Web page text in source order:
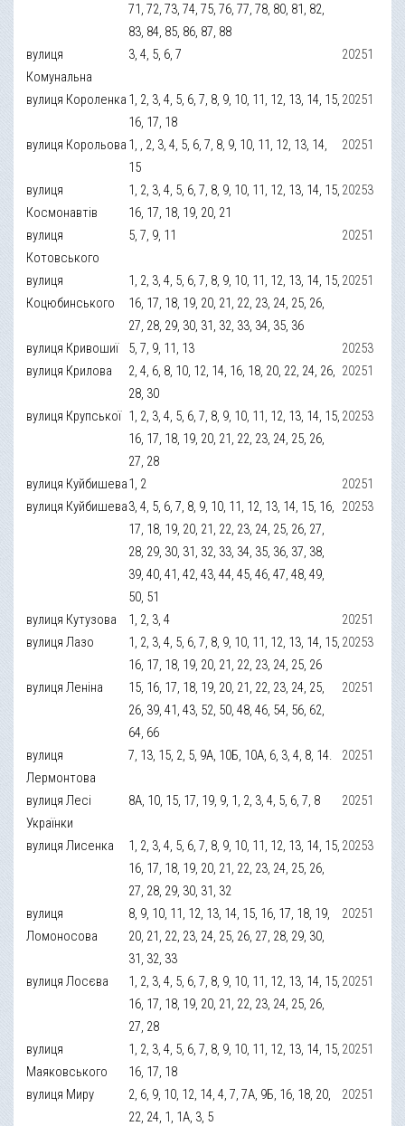
71, 72, 73, 74, 75, 76, 77, 78, 80, 81, 82,
83, 84, 85, 86, 87, 88
вулиця
Комунальна
3, 4, 5, 6, 7 20251
вулиця Короленка 1, 2, 3, 4, 5, 6, 7, 8, 9, 10, 11, 12, 13, 14, 15,
16, 17, 18
20251
вулиця Корольова 1, , 2, 3, 4, 5, 6, 7, 8, 9, 10, 11, 12, 13, 14,
15
20251
вулиця
Космонавтів
1, 2, 3, 4, 5, 6, 7, 8, 9, 10, 11, 12, 13, 14, 15,
16, 17, 18, 19, 20, 21
20253
вулиця
Котовського
5, 7, 9, 11 20251
вулиця
Коцюбинського
1, 2, 3, 4, 5, 6, 7, 8, 9, 10, 11, 12, 13, 14, 15,
16, 17, 18, 19, 20, 21, 22, 23, 24, 25, 26,
27, 28, 29, 30, 31, 32, 33, 34, 35, 36
20251
вулиця Кривошиї 5, 7, 9, 11, 13
20253
вулиця Крилова
2, 4, 6, 8, 10, 12, 14, 16, 18, 20, 22, 24, 26,
28, 30
20251
вулиця Крупської 1, 2, 3, 4, 5, 6, 7, 8, 9, 10, 11, 12, 13, 14, 15,
16, 17, 18, 19, 20, 21, 22, 23, 24, 25, 26,
27, 28
20253
вулиця Куйбишева1, 2
20251
вулиця Куйбишева3, 4, 5, 6, 7, 8, 9, 10, 11, 12, 13, 14, 15, 16,
17, 18, 19, 20, 21, 22, 23, 24, 25, 26, 27,
28, 29, 30, 31, 32, 33, 34, 35, 36, 37, 38,
39, 40, 41, 42, 43, 44, 45, 46, 47, 48, 49,
50, 51
20253
вулиця Кутузова 1, 2, 3, 4
20251
вулиця Лазо
1, 2, 3, 4, 5, 6, 7, 8, 9, 10, 11, 12, 13, 14, 15,
16, 17, 18, 19, 20, 21, 22, 23, 24, 25, 26
20253
вулиця Леніна
15, 16, 17, 18, 19, 20, 21, 22, 23, 24, 25,
26, 39, 41, 43, 52, 50, 48, 46, 54, 56, 62,
64, 66
20251
вулиця
Лермонтова
7, 13, 15, 2, 5, 9А, 10Б, 10А, 6, 3, 4, 8, 14. 20251
вулиця Лесі
Українки
8А, 10, 15, 17, 19, 9, 1, 2, 3, 4, 5, 6, 7, 8 20251
вулиця Лисенка
1, 2, 3, 4, 5, 6, 7, 8, 9, 10, 11, 12, 13, 14, 15,
16, 17, 18, 19, 20, 21, 22, 23, 24, 25, 26,
27, 28, 29, 30, 31, 32
20253
вулиця
Ломоносова
8, 9, 10, 11, 12, 13, 14, 15, 16, 17, 18, 19,
20, 21, 22, 23, 24, 25, 26, 27, 28, 29, 30,
31, 32, 33
20251
вулиця Лосєва
1, 2, 3, 4, 5, 6, 7, 8, 9, 10, 11, 12, 13, 14, 15,
16, 17, 18, 19, 20, 21, 22, 23, 24, 25, 26,
27, 28
20251
вулиця
Маяковського
1, 2, 3, 4, 5, 6, 7, 8, 9, 10, 11, 12, 13, 14, 15,
16, 17, 18
20251
вулиця Миру
2, 6, 9, 10, 12, 14, 4, 7, 7А, 9Б, 16, 18, 20,
22, 24, 1, 1А, 3, 5
20251